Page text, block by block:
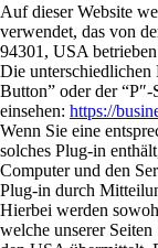
Auf dieser Website
verwendet, das von
94301, USA
Die unterschiedlichen
Button” oder der
einsehen: https://
Wenn Sie eine
solches Plug-in
Computer und den
Plug-in durch
Hierbei werden
welche unserer